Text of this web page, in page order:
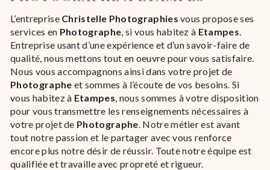
L’entreprise Christelle Photographies vous propose ses
services en Photographe, si vous habitez à Etampes.
Entreprise usant d’une expérience et d’un savoir-faire de
qualité, nous mettons tout en oeuvre pour vous satisfaire.
Nous vous accompagnons ainsi dans votre projet de
Photographe et sommes à l’écoute de vos besoins. Si
vous habitez à Etampes, nous sommes à votre disposition
pour vous transmettre les renseignements nécessaires à
votre projet de Photographe. Notre métier est avant
tout notre passion et le partager avec vous renforce
encore plus notre désir de réussir. Toute notre équipe est
qualifiée et travaille avec propreté et rigueur.